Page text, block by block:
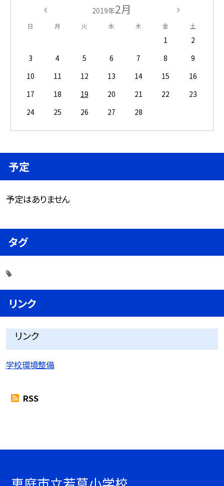
2019年2月
日 月 火 水 木 金 土
1
2
3
4 5 6 7 8
9
10
11 12 13 14 15
16
17
18 19 20 21 22
23
24
25 26 27 28
予定
予定はありません
タグ
リンク
リンク
学校環境整備
RSS